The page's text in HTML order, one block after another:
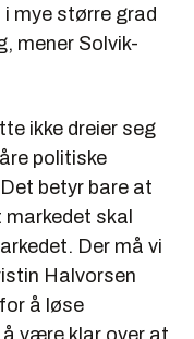
mye større grad
mener Solvik-
ikke dreier seg
politiske
betyr bare at
skal
Der må vi
Halvorsen
å løse
være klar over at